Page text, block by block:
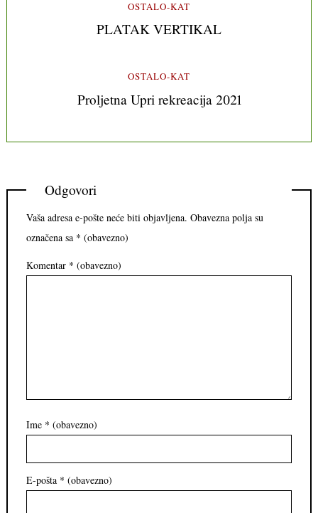
OSTALO-KAT
PLATAK VERTIKAL
OSTALO-KAT
Proljetna Upri rekreacija 2021
Odgovori
Vaša adresa e-pošte neće biti objavljena. Obavezna polja su
označena sa * (obavezno)
Komentar * (obavezno)
Ime * (obavezno)
E-pošta * (obavezno)